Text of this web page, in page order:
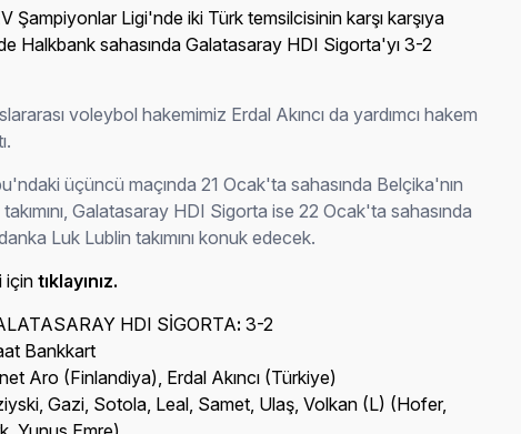
Şampiyonlar Ligi'nde iki Türk temsilcisinin karşı karşıya
Halkbank sahasında Galatasaray HDI Sigorta'yı 3-2
voleybol hakemimiz Erdal Akıncı da yardımcı hakem
üçüncü maçında21 Ocak'ta sahasında Belçika'nın
Galatasaray HDI Sigorta ise 22 Ocak'ta sahasında
Luk Lublin takımını konuk edecek.
içintıklayınız.
HDI SİGORTA: 3-2
Bankkart
Aro (Finlandiya), Erdal Akıncı (Türkiye)
Gazi, Sotola, Leal, Samet, Ulaş, Volkan (L) (Hofer,